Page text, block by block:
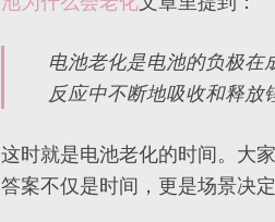
电池老化是电池的负极在
反应中不断地吸收和释放
这时就是电池老化的时间。大
答案不仅是时间，更是场景决